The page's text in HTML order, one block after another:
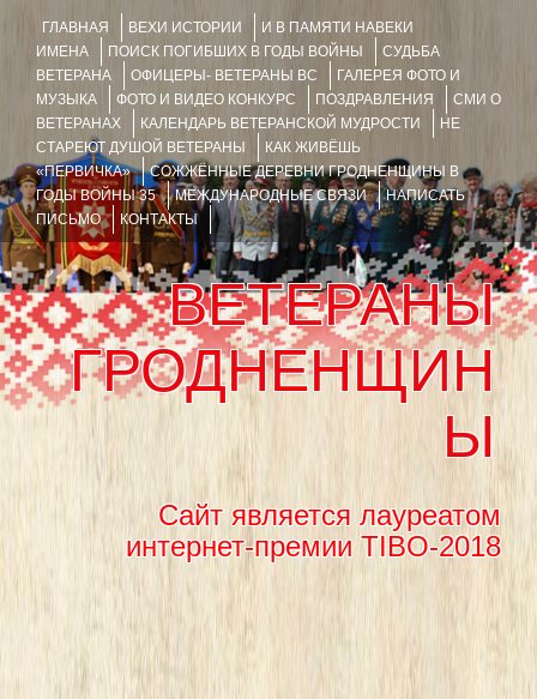
ГЛАВНАЯ ВЕХИ ИСТОРИИ
И В ПАМЯТИ НАВЕКИ
ИМЕНА
ПОИСК ПОГИБШИХ В ГОДЫ ВОЙНЫ
СУДЬБА
ВЕТЕРАНА
ОФИЦЕРЫ- ВЕТЕРАНЫ ВС
ГАЛЕРЕЯ ФОТО И
МУЗЫКА
ФОТО И ВИДЕО КОНКУРС ПОЗДРАВЛЕНИЯ
СМИ О
ВЕТЕРАНАХ
КАЛЕНДАРЬ ВЕТЕРАНСКОЙ МУДРОСТИ
НЕ
СТАРЕЮТ ДУШОЙ ВЕТЕРАНЫ
КАК ЖИВЁШЬ
«ПЕРВИЧКА»
СОЖЖЁННЫЕ ДЕРЕВНИ ГРОДНЕНЩИНЫ В
ГОДЫ ВОЙНЫ 35
МЕЖДУНАРОДНЫЕ СВЯЗИ
НАПИСАТЬ
ПИСЬМО
КОНТАКТЫ
ВЕТЕРАНЫ
ГРОДНЕНЩИН
Ы
Сайт является лауреатом
интернет-премии TIBO-2018